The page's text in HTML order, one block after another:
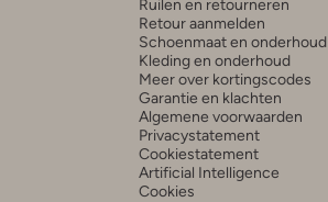
Ruilen en retourneren
Retour aanmelden
Schoenmaat en onderhoud
Kleding en onderhoud
Meer over kortingscodes
Garantie en klachten
Algemene voorwaarden
Privacystatement
Cookiestatement
Artificial Intelligence
Cookies